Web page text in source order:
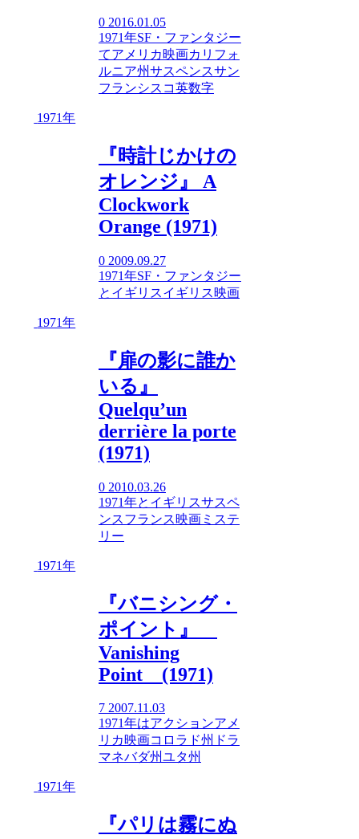
0 2016.01.05
1971年SF・ファンタジー
てアメリカ映画カリフォ
ルニア州サスペンスサン
フランシスコ英数字
1971年
『時計じかけの
オレンジ』 A
Clockwork
Orange (1971)
0 2009.09.27
1971年SF・ファンタジー
と イギリスイギリス映画
1971年
『扉の影に誰か
いる』
Quelqu’un
derrière la porte
(1971)
0 2010.03.26
1971年と イギリスサスペ
ンスフランス映画 ミステ
リー
1971年
『バニシング・
ポイント』
Vanishing
Point (1971)
7 2007.11.03
1971年はアクションアメ
リカ映画コロラド州 ドラ
マネバダ州ユタ州
1971年
『パリは霧にぬ